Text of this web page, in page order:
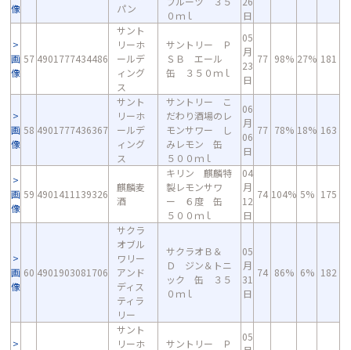
像
パン
０ｍｌ
日
画
像
57 4901777434486
サント
リーホ
ールデ
ィング
ス
サントリー Ｐ
ＳＢ エール
缶 ３５０ｍｌ
05
月
23
日
77 98% 27% 181
画
像
58 4901777436367
サント
リーホ
ールデ
ィング
ス
サントリー こ
だわり酒場のレ
モンサワー し
みレモン 缶
５００ｍｌ
06
月
06
日
77 78% 18% 163
画
像
59 4901411139326
麒麟麦
酒
キリン 麒麟特
製レモンサワ
ー ６度 缶
５００ｍｌ
04
月
12
日
74 104% 5% 175
画
像
60 4901903081706
サクラ
オブル
ワリー
アンド
ディス
ティラ
リー
サクラオＢ＆
Ｄ ジン＆トニ
ック 缶 ３５
０ｍｌ
05
月
31
日
74 86% 6% 182
サント
リーホ
サントリー Ｐ
05